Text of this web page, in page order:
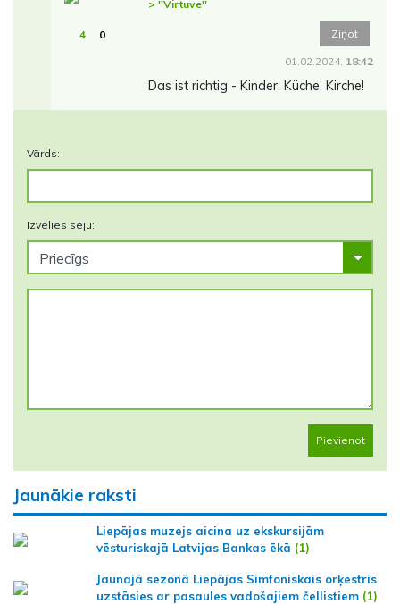
4 0
> ''Virtuve''
Ziņot
01.02.2024. 18:42
Das ist richtig - Kinder, Küche, Kirche!
Vārds:
Izvēlies seju:
Pievienot
Jaunākie raksti
Liepājas muzejs aicina uz ekskursijām
vēsturiskajā Latvijas Bankas ēkā (1)
Jaunajā sezonā Liepājas Simfoniskais orķestris
uzstāsies ar pasaules vadošajiem čellistiem (1)